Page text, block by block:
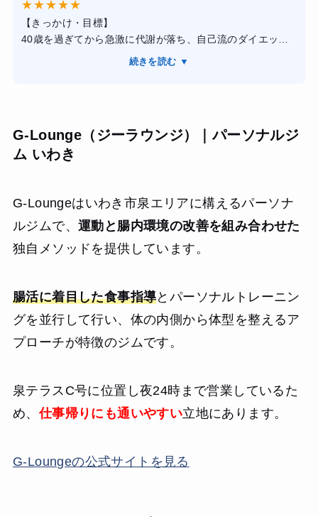
料金は平均的ですが、結果が出るのでコスパは抜群だと思
います。
本気で体を変えたい人に強くおすすめのジムです！
★★★★★
【きっかけ・目標】
40歳を過ぎてから急激に代謝が落ち、自己流のダイエット
では全く体重が減らなくなりました。健康診断でも運動不
てファディー松戸店を選びました。
【感想】
化されたり、正しいフォームとのズレが画面上でリアルタ
イムに修正されたりするので、ゲーム感覚で楽しく取り組
めます。1回30分という短時間の設定が絶妙で、どれだけ忙
しくても「30分なら」と自分に言い聞かせて続けられてい
メニューを更新してくれるので、放置されている感じはあ
りません。むしろ、自分のペースで黙々と進めたい私に
は、この適度な距離感が非常に心地よかったです。
【結果・変化】
ス3.5キロ、体脂肪率も3%ほど落ちました。数字の変化も嬉
しいですが、何より驚いたのは、長年悩まされていたひど
い肩こりと冷え性が劇的に改善されたことです。定期的に
と少しでチャックが閉まりそうです。月額料金も他のパー
続きを読む ▼
G-Lounge（ジーラウンジ）｜パーソナルジ
ム いわき
G-Loungeはいわき市泉エリアに構えるパーソナ
ルジムで、 運動と腸内環境の改善を組み合わせた
独自メソッドを提供しています。
腸活に着目した食事指導とパーソナルトレーニン
グを並行して行い、体の内側から体型を整えるア
プローチが特徴のジムです。
泉テラスC号に位置し夜24時まで営業しているた
め、仕事帰りにも通いやすい立地にあります。
G-Loungeの公式サイトを見る